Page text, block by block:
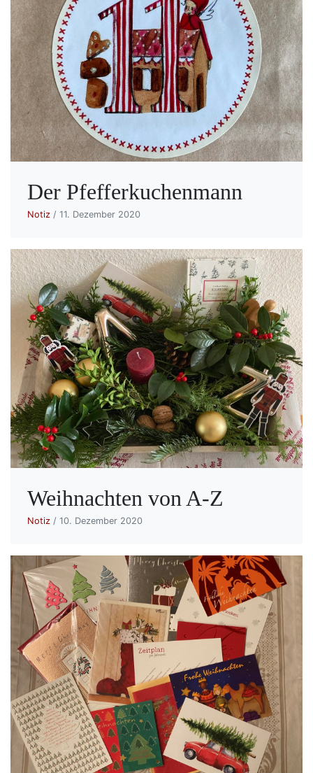
Der Pfefferkuchenmann
Notiz / 11. Dezember 2020
Weihnachten von A-Z
Notiz / 10. Dezember 2020